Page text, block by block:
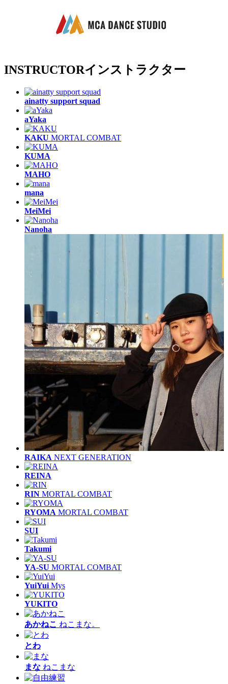
INSTRUCTORインストラクター
ainatty support squad
aYaka
KAKU MORTAL COMBAT
KUMA
MAHO
mana
MeiMei
Nanoha
RAIKA NEXT GENERATION
REINA
RIN MORTAL COMBAT
RYOMA MORTAL COMBAT
SUI
Takumi
YA-SU MORTAL COMBAT
YuiYui Mys
YUKITO
あかねこ ねこまな。
とわ
まな ねこまな